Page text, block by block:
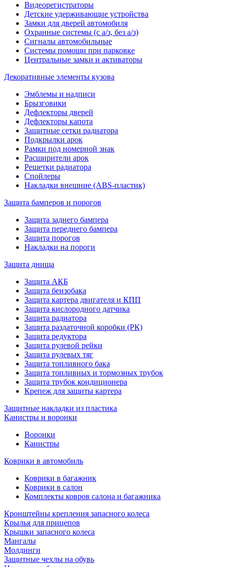
Видеорегистраторы
Детские удерживающие устройства
Замки для дверей автомобиля
Охранные системы (с а/з, без а/з)
Сигналы автомобильные
Системы помощи при парковке
Центральные замки и активаторы
Декоративные элементы кузова
Эмблемы и надписи
Брызговики
Дефлекторы дверей
Дефлекторы капота
Защитные сетки радиатора
Подкрылки арок
Рамки под номерной знак
Расширители арок
Решетки радиатора
Спойлеры
Накладки внешние (ABS-пластик)
Защита бамперов и порогов
Защита заднего бампера
Защита переднего бампера
Защита порогов
Накладки на пороги
Защита днища
Защита АКБ
Защита бензобака
Защита картера двигателя и КПП
Защита кислородного датчика
Защита радиатора
Защита раздаточной коробки (РК)
Защита редуктора
Защита рулевой рейки
Защита рулевых тяг
Защита топливного бака
Защита топливных и тормозных трубок
Защита трубок кондиционера
Крепеж для защиты картера
Защитные накладки из пластика
Канистры и воронки
Воронки
Канистры
Коврики в автомобиль
Коврики в багажник
Коврики в салон
Комплекты ковров салона и багажника
Кронштейны крепления запасного колеса
Крылья для прицепов
Крышки запасного колеса
Мангалы
Молдинги
Защитные чехлы на обувь